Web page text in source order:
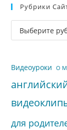
Рубрики
Рубрики
сайта
Видеоуроки О
для